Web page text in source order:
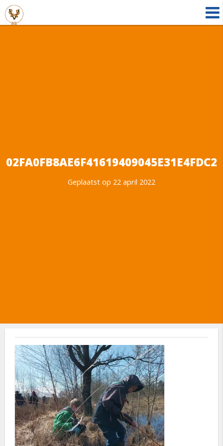
02FA0FB8AE6F41619409045E31E4FDC2
Geplaatst op 22 april 2022